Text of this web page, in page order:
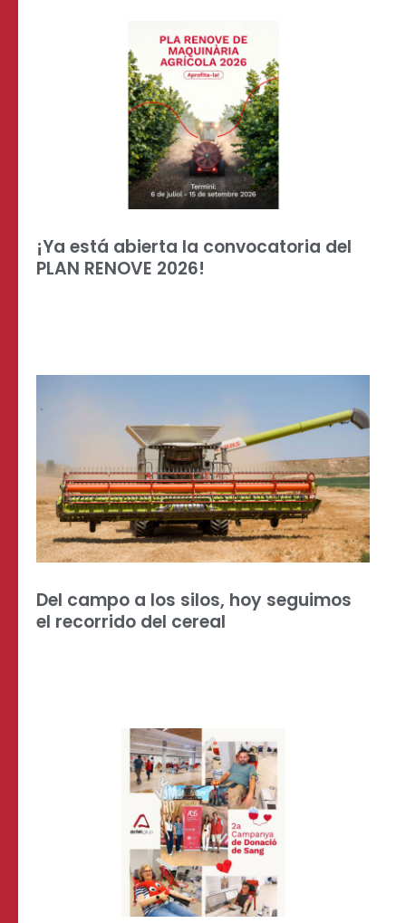
¡Ya está abierta la convocatoria del
PLAN RENOVE 2026!
Del campo a los silos, hoy seguimos
el recorrido del cereal